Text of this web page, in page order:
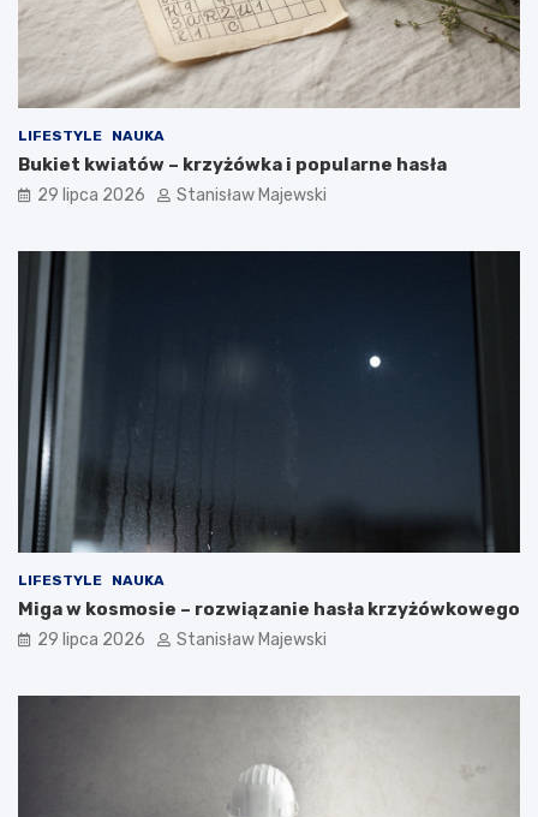
LIFESTYLE NAUKA
Bukiet kwiatów – krzyżówka i popularne hasła
29 lipca 2026 Stanisław Majewski
LIFESTYLE NAUKA
Miga w kosmosie – rozwiązanie hasła krzyżówkowego
29 lipca 2026 Stanisław Majewski